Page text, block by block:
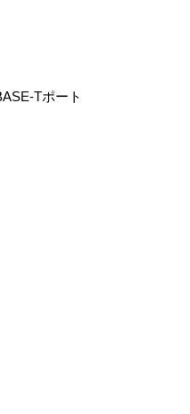
Tポート